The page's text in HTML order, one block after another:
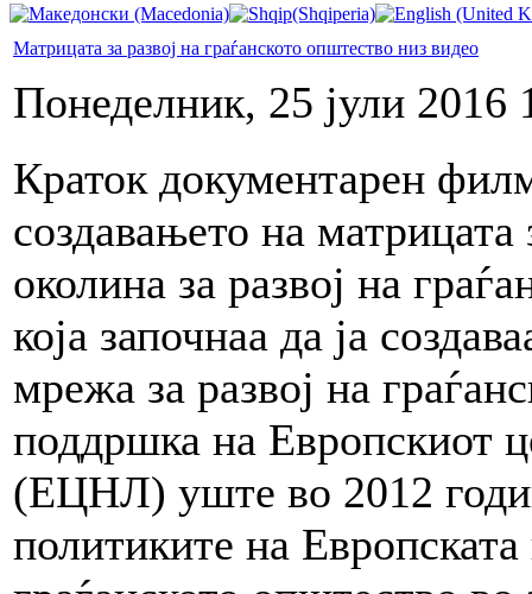
Матрицата за развој на граѓанското општество низ видео
Понеделник, 25 јули 2016
Краток документарен
создавањето на
околина за развој на
која започнаа да ја
мрежа за развој на
поддршка на Европскиот
(ЕЦНЛ) уште во 2012
политиките на